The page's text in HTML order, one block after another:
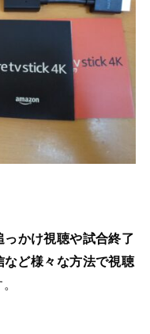
かけ視聴や試合終了
ど様々な方法で視聴